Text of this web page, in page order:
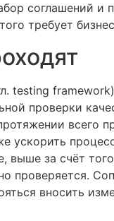
соглашений и
требует
testing
проверки
всего
ускорить
выше за счёт
проверяется.
вносить